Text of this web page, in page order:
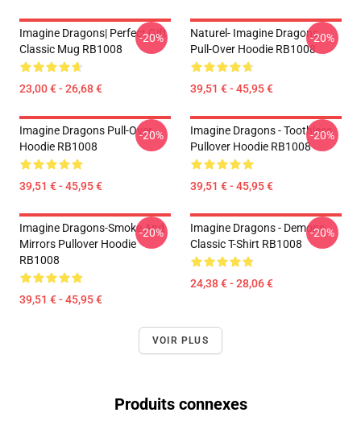
Imagine Dragons| Perfect Gift
Classic Mug RB1008
23,00 € - 26,68 €
-20%
Naturel- Imagine Dragons
Pull-Over Hoodie RB1008
39,51 € - 45,95 €
-20%
Imagine Dragons Pull-Over
Hoodie RB1008
39,51 € - 45,95 €
-20%
Imagine Dragons - Toothless
Pullover Hoodie RB1008
39,51 € - 45,95 €
-20%
Imagine Dragons-Smoke And
Mirrors Pullover Hoodie
RB1008
39,51 € - 45,95 €
-20%
Imagine Dragons - Demons
Classic T-Shirt RB1008
24,38 € - 28,06 €
-20%
VOIR PLUS
Produits connexes